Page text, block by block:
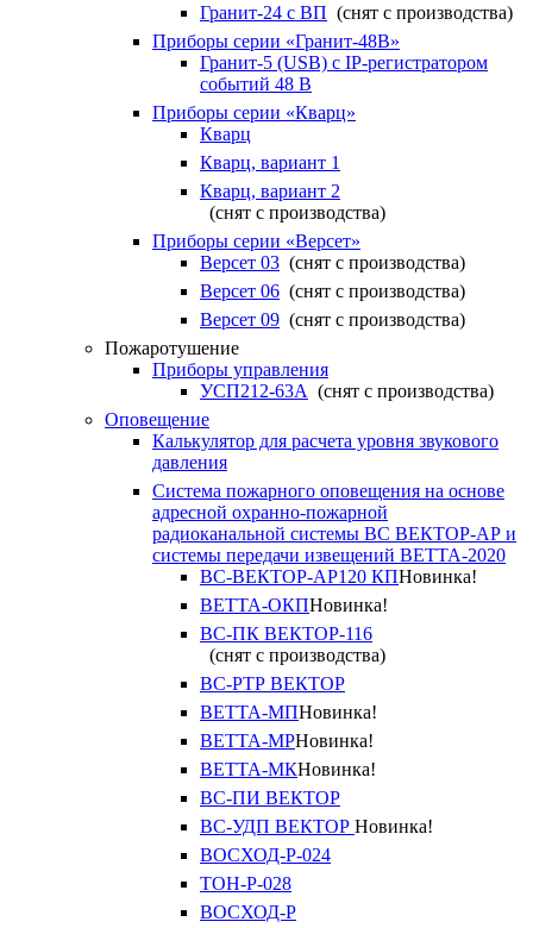
Гранит-24 с ВП (снят с производства)
Приборы серии «Гранит-48В»
Гранит-5 (USB) c IP-регистратором
событий 48 В
Приборы серии «Кварц»
Кварц
Кварц, вариант 1
Кварц, вариант 2
(снят с производства)
Приборы серии «Версет»
Версет 03 (снят с производства)
Версет 06 (снят с производства)
Версет 09 (снят с производства)
Пожаротушение
Приборы управления
УСП212-63А (снят с производства)
Оповещение
Калькулятор для расчета уровня звукового
давления
Система пожарного оповещения на основе
адресной охранно-пожарной
радиоканальной системы ВС ВЕКТОР-АР и
системы передачи извещений ВЕТТА-2020
ВС-ВЕКТОР-АР120 КПНовинка!
ВЕТТА-ОКПНовинка!
ВС-ПК ВЕКТОР-116
(снят с производства)
ВС-РТР ВЕКТОР
ВЕТТА-МПНовинка!
ВЕТТА-МРНовинка!
ВЕТТА-МКНовинка!
ВС-ПИ ВЕКТОР
ВС-УДП ВЕКТОР Новинка!
ВОСХОД-Р-024
ТОН-Р-028
ВОСХОД-Р